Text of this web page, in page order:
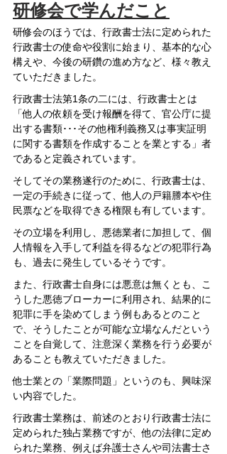
研修会で学んだこと
研修会のほうでは、行政書士法に定められた
行政書士の使命や役割に始まり、基本的な心
構えや、今後の研鑽の進め方など、様々教え
ていただきました。
行政書士法第1条の二には、行政書士とは
「他人の依頼を受け報酬を得て、官公庁に提
出する書類･･･その他権利義務又は事実証明
に関する書類を作成することを業とする」者
であると定義されています。
そしてその業務遂行のために、行政書士は、
一定の手続きに従って、他人の戸籍謄本や住
民票などを取得できる権限も有しています。
その立場を利用し、悪徳業者に加担して、個
人情報を入手して利益を得るなどの犯罪行為
も、過去に発生しているそうです。
また、行政書士自身には悪意は無くとも、こ
うした悪徳ブローカーに利用され、結果的に
犯罪に手を染めてしまう例もあるとのこと
で、そうしたことが可能な立場なんだという
ことを自覚して、注意深く業務を行う必要が
あることも教えていただきました。
他士業との「業際問題」というのも、興味深
い内容でした。
行政書士業務は、前述のとおり行政書士法に
定められた独占業務ですが、他の法律に定め
られた業務、例えば弁護士さんや司法書士さ